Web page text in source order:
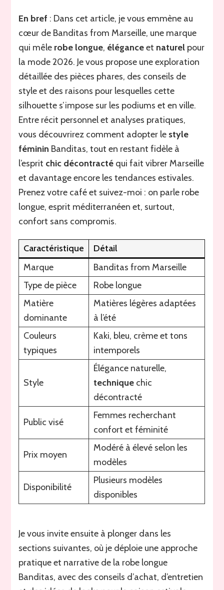
2026
En bref : Dans cet article, je vous emmène au
cœur de Banditas from Marseille, une marque
qui mêle robe longue, éléganceet naturel pour
la mode 2026. Je vous propose une exploration
détaillée des pièces phares, des conseils de
style et des raisons pour lesquelles cette
silhouette s’impose sur les podiums et en ville.
Entre récit personnel et analyses pratiques,
vous découvrirez comment adopter le style
féminin Banditas, tout en restant fidèle à
l’esprit chic décontracté qui fait vibrer Marseille
et davantage encore les tendances estivales.
Prenez votre café et suivez-moi : on parle robe
longue, esprit méditerranéen et, surtout,
confort sans compromis.
Caractéristique
Détail
Marque
Banditas from Marseille
Type de pièce
Robe longue
Matière
dominante
Matières légères adaptées
à l’été
Couleurs
typiques
Kaki, bleu, crème et tons
intemporels
Style
Élégance naturelle,
technique chic
décontracté
Public visé
Femmes recherchant
confort et féminité
Prix moyen
Modéré à élevé selon les
modèles
Disponibilité
Plusieurs modèles
disponibles
Je vous invite ensuite à plonger dans les
sections suivantes, où je déploie une approche
pratique et narrative de la robe longue
Banditas, avec des conseils d’achat, d’entretien